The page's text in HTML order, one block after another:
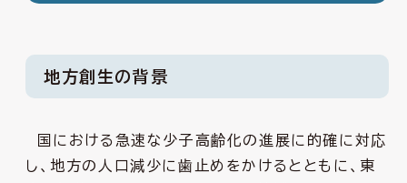
地方創生の背景
国における急速な少子高齢化の進展に的確に対応
し、地方の人口減少に歯止めをかけるとともに、東